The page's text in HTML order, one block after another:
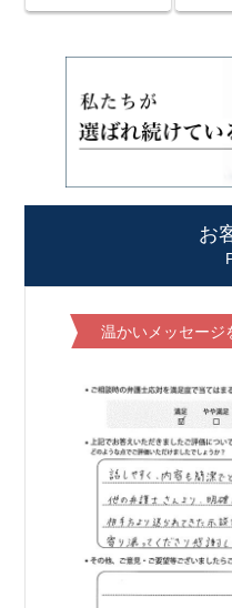
お
温かいメッセージ